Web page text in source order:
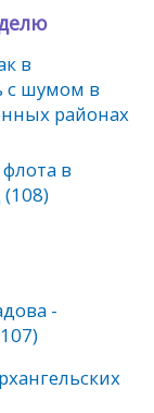
в
с шумом в
районах
в
(108)
-